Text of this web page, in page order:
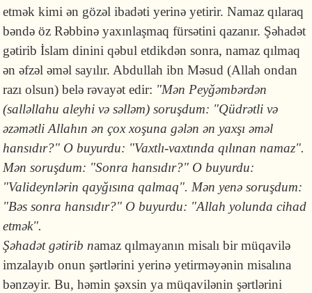
etmək kimi ən gözəl ibadəti yerinə yetirir. Namaz qılaraq
bəndə öz Rəbbinə yaxınlaşmaq fürsətini qazanır. Şəhadət
gətirib İslam dinini qəbul etdikdən sonra, namaz qılmaq
ən əfzəl əməl sayılır. Abdullah ibn Məsud (Allah ondan
razı olsun) belə rəvayət edir: "Mən Peyğəmbərdən
(salləllahu aleyhi və səlləm) soruşdum: "Qüdrətli və
əzəmətli Allahın ən çox xoşuna gələn ən yaxşı əməl
hansıdır?" O buyurdu: "Vaxtlı-vaxtında qılınan namaz".
Mən soruşdum: "Sonra hansıdır?" O buyurdu:
"Valideynlərin qayğısına qalmaq". Mən yenə soruşdum:
"Bəs sonra hansıdır?" O buyurdu: "Allah yolunda cihad
etmək".
Şəhadət gətirib namaz qılmayanın misalı bir müqavilə
imzalayıb onun şərtlərini yerinə yetirməyənin misalına
bənzəyir. Bu, həmin şəxsin ya müqavilənin şərtlərini